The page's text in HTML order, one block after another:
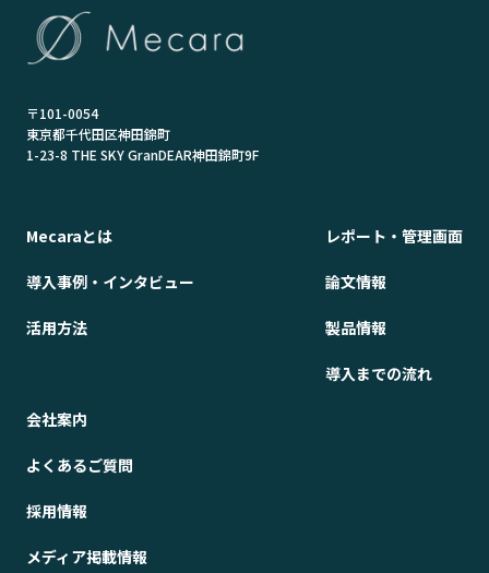
〒101-0054
東京都千代田区神田錦町
1-23-8 THE SKY GranDEAR神田錦町9F
Mecaraとは
導入事例・インタビュー
活用方法
レポート・管理画面
論文情報
製品情報
導入までの流れ
会社案内
よくあるご質問
採用情報
メディア掲載情報